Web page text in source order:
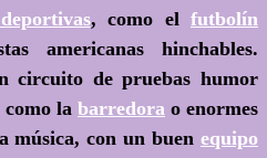
, como el futbolín
americanas hinchables.
circuito de pruebas humor
la barredora o enormes
música, con un buen equipo